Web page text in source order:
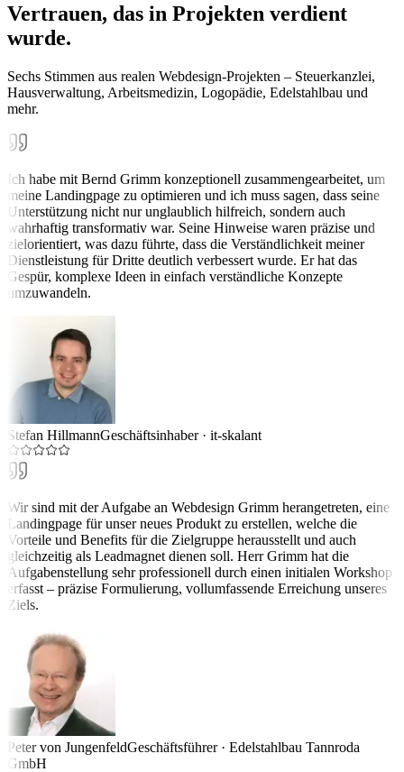
Vertrauen, das in Projekten verdient
wurde.
Sechs Stimmen aus realen Webdesign-Projekten – Steuerkanzlei,
Hausverwaltung, Arbeitsmedizin, Logopädie, Edelstahlbau und
mehr.
Ich habe mit Bernd Grimm konzeptionell zusammengearbeitet, um
meine Landingpage zu optimieren und ich muss sagen, dass seine
Unterstützung nicht nur unglaublich hilfreich, sondern auch
wahrhaftig transformativ war. Seine Hinweise waren präzise und
zielorientiert, was dazu führte, dass die Verständlichkeit meiner
Dienstleistung für Dritte deutlich verbessert wurde. Er hat das
Gespür, komplexe Ideen in einfach verständliche Konzepte
umzuwandeln.
Stefan HillmannGeschäftsinhaber· it-skalant
Wir sind mit der Aufgabe an Webdesign Grimm herangetreten, eine
Landingpage für unser neues Produkt zu erstellen, welche die
Vorteile und Benefits für die Zielgruppe herausstellt und auch
gleichzeitig als Leadmagnet dienen soll. Herr Grimm hat die
Aufgabenstellung sehr professionell durch einen initialen Workshop
erfasst – präzise Formulierung, vollumfassende Erreichung unseres
Ziels.
Peter von JungenfeldGeschäftsführer· Edelstahlbau Tannroda
GmbH